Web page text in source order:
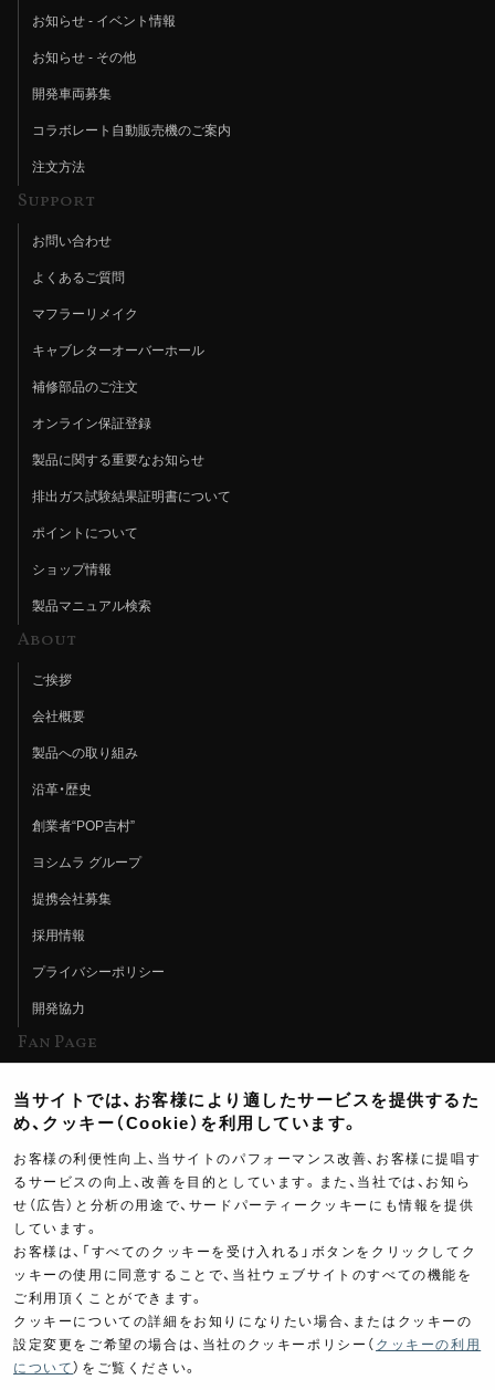
お知らせ - イベント情報
お知らせ - その他
開発車両募集
コラボレート自動販売機のご案内
注文方法
Support
お問い合わせ
よくあるご質問
マフラーリメイク
キャブレターオーバーホール
補修部品のご注文
オンライン保証登録
製品に関する重要なお知らせ
排出ガス試験結果証明書について
ポイントについて
ショップ情報
製品マニュアル検索
About
ご挨拶
会社概要
製品への取り組み
沿革・歴史
創業者“POP吉村”
ヨシムラ グループ
提携会社募集
採用情報
プライバシーポリシー
開発協力
Fan Page
ヨシムラTV
イベント情報
イベントスケジュール
ツーリングブレイクタイム
製品ポスター
当サイトでは、お客様により適したサービスを提供するた
め、クッキー（Cookie）を利用しています。
お客様の利便性向上、当サイトのパフォーマンス改善、お客様に提唱す
るサービスの向上、改善を目的としています。また、当社では、お知ら
せ（広告）と分析の用途で、サードパーティークッキーにも情報を提供
しています。
お客様は、「すべてのクッキーを受け入れる」ボタンをクリックしてク
ッキーの使用に同意することで、当社ウェブサイトのすべての機能を
ご利用頂くことができます。
クッキーについての詳細をお知りになりたい場合、またはクッキーの
設定変更をご希望の場合は、当社のクッキーポリシー（ クッキーの利用
について ）をご覧ください。